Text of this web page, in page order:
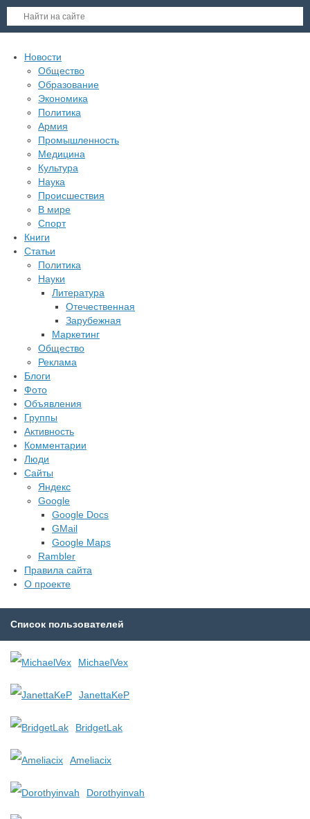
Новости
Общество
Образование
Экономика
Политика
Армия
Промышленность
Медицина
Культура
Наука
Происшествия
В мире
Спорт
Книги
Статьи
Политика
Науки
Литература
Отечественная
Зарубежная
Маркетинг
Общество
Реклама
Блоги
Фото
Объявления
Группы
Активность
Комментарии
Люди
Сайты
Яндекс
Google
Google Docs
GMail
Google Maps
Rambler
Правила сайта
О проекте
Список пользователей
MichaelVex
JanettaKeP
BridgetLak
Ameliacix
Dorothyinvah